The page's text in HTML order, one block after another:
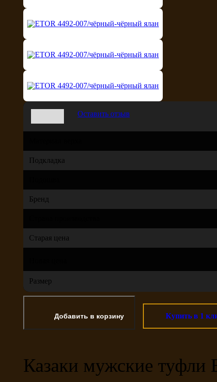
Оставить отзыв
Подкладка
Бренд
Старая цена
Размер
Купить в 1
Казаки мужские